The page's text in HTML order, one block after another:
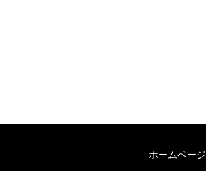
ホームページ